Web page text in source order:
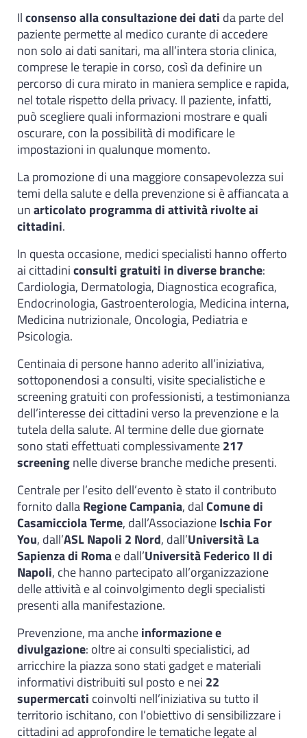
Ilconsenso alla consultazione dei dati da parte del
paziente permette al medico curante di accedere
non solo ai dati sanitari, ma all’intera storia clinica,
comprese le terapie in corso, così da definire un
percorso di cura mirato in maniera semplice e rapida,
nel totale rispetto della privacy. Il paziente, infatti,
può scegliere quali informazioni mostrare e quali
oscurare, con la possibilità di modificare le
impostazioni in qualunque momento.
La promozione di una maggiore consapevolezza sui
temi della salute e della prevenzione si è affiancata a
unarticolato programma di attività rivolte ai
cittadini.
In questa occasione, medici specialisti hanno offerto
ai cittadiniconsulti gratuiti in diverse branche:
Cardiologia, Dermatologia, Diagnostica ecografica,
Endocrinologia, Gastroenterologia, Medicina interna,
Medicina nutrizionale, Oncologia, Pediatria e
Psicologia.
Centinaia di persone hanno aderito all’iniziativa,
sottoponendosi a consulti, visite specialistiche e
screening gratuiti con professionisti, a testimonianza
dell’interesse dei cittadini verso la prevenzione e la
tutela della salute. Al termine delle due giornate
sono stati effettuati complessivamente217
screeningnelle diverse branche mediche presenti.
Centrale per l’esito dell’evento è stato il contributo
fornito dallaRegione Campania, dalComune di
Casamicciola Terme, dall’AssociazioneIschia For
You, dall’ASL Napoli 2 Nord, dall’Università La
Sapienza di Romae dall’Università Federico II di
Napoli, che hanno partecipato all’organizzazione
delle attività e al coinvolgimento degli specialisti
presenti alla manifestazione.
Prevenzione, ma ancheinformazione e
divulgazione: oltre ai consulti specialistici, ad
arricchire la piazza sono stati gadget e materiali
informativi distribuiti sul posto e nei 22
supermercati coinvolti nell’iniziativa su tutto il
territorio ischitano, con l’obiettivo di sensibilizzare i
cittadini ad approfondire le tematiche legate al